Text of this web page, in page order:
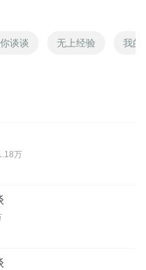
谈谈 无上经验 我的
万